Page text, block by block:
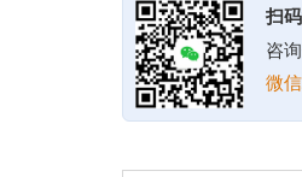
扫
咨
微